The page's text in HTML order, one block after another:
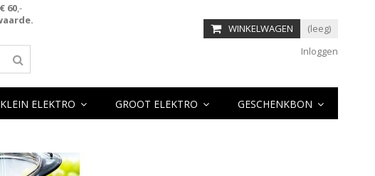
60,-
WINKELWAGEN
(leeg)
Inloggen
KLEIN ELEKTRO GROOT ELEKTRO GESCHENKBON